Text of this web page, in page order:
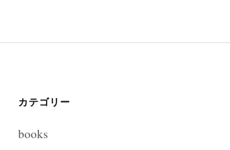
カテゴリー
books